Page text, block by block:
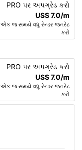
PRO પર અપગ્રેડ કરો
US$ 7.0/m
એક જ સમયે વધુ રેન્ડર જનરેટ
કરો
PRO પર અપગ્રેડ કરો
US$ 7.0/m
એક જ સમયે વધુ રેન્ડર જનરેટ
કરો